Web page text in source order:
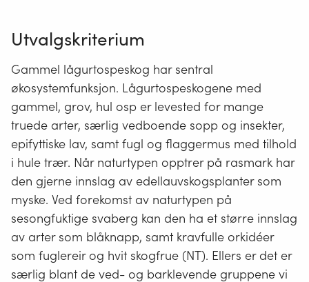
Utvalgskriterium
Gammel lågurtospeskog har sentral
økosystemfunksjon. Lågurtospeskogene med
gammel, grov, hul osp er levested for mange
truede arter, særlig vedboende sopp og insekter,
epifyttiske lav, samt fugl og flaggermus med tilhold
i hule trær. Når naturtypen opptrer på rasmark har
den gjerne innslag av edellauvskogsplanter som
myske. Ved forekomst av naturtypen på
sesongfuktige svaberg kan den ha et større innslag
av arter som blåknapp, samt kravfulle orkidéer
som fuglereir og hvit skogfrue (NT). Ellers er det er
særlig blant de ved- og barklevende gruppene vi